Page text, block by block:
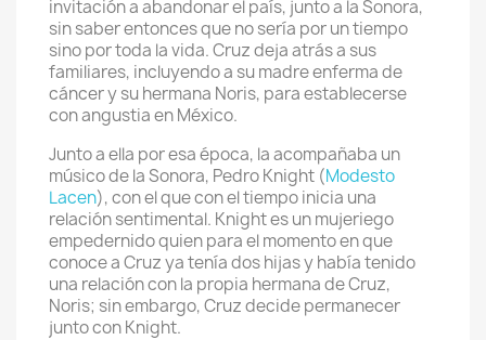
invitación a abandonar el país, junto a la Sonora,
sin saber entonces que no sería por un tiempo
sino por toda la vida. Cruz deja atrás a sus
familiares, incluyendo a su madre enferma de
cáncer y su hermana Noris, para establecerse
con angustia en México.
Junto a ella por esa época, la acompañaba un
músico de la Sonora, Pedro Knight (Modesto
Lacen), con el que con el tiempo inicia una
relación sentimental. Knight es un mujeriego
empedernido quien para el momento en que
conoce a Cruz ya tenía dos hijas y había tenido
una relación con la propia hermana de Cruz,
Noris; sin embargo, Cruz decide permanecer
junto con Knight.